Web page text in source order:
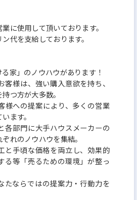
に使用して頂いております。
代を支給しております。
家」のノウハウがあります！
客様は、強い購入意欲を持ち、
つ方が大多数。
様への提案により、多くの営業
ます。
各部門に大手ハウスメーカーの
れのノウハウを集結。
と手頃な価格を両立し、効果的
る等「売るための環境」が整っ
たならではの提案力・行動力を